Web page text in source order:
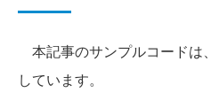
本記事のサンプルコードは
しています。